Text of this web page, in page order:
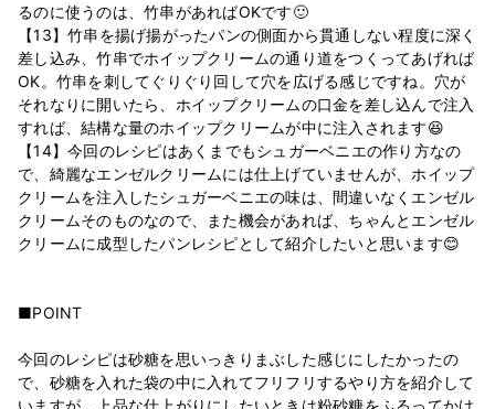
るのに使うのは、竹串があればOKです🙂
【13】竹串を揚げ揚がったパンの側面から貫通しない程度に深く
差し込み、竹串でホイップクリームの通り道をつくってあげれば
OK。竹串を刺してぐりぐり回して穴を広げる感じですね。穴が
それなりに開いたら、ホイップクリームの口金を差し込んで注入
すれば、結構な量のホイップクリームが中に注入されます😆
【14】今回のレシピはあくまでもシュガーベニエの作り方なの
で、綺麗なエンゼルクリームには仕上げていませんが、ホイップ
クリームを注入したシュガーベニエの味は、間違いなくエンゼル
クリームそのものなので、また機会があれば、ちゃんとエンゼル
クリームに成型したパンレシピとして紹介したいと思います😊
■POINT
今回のレシピは砂糖を思いっきりまぶした感じにしたかったの
で、砂糖を入れた袋の中に入れてフリフリするやり方を紹介して